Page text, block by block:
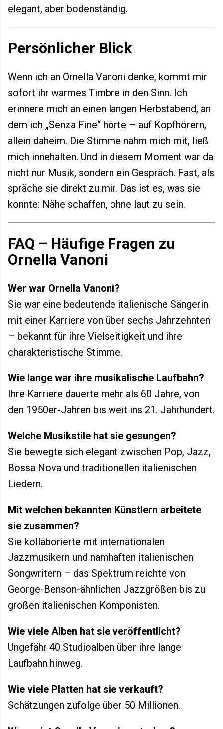
elegant, aber bodenständig.
Persönlicher Blick
Wenn ich an Ornella Vanoni denke, kommt mir
sofort ihr warmes Timbre in den Sinn. Ich
erinnere mich an einen langen Herbstabend, an
dem ich „Senza Fine“ hörte – auf Kopfhörern,
allein daheim. Die Stimme nahm mich mit, ließ
mich innehalten. Und in diesem Moment war da
nicht nur Musik, sondern ein Gespräch. Fast, als
spräche sie direkt zu mir. Das ist es, was sie
konnte: Nähe schaffen, ohne laut zu sein.
FAQ – Häufige Fragen zu
Ornella Vanoni
Wer war Ornella Vanoni?
Sie war eine bedeutende italienische Sängerin
mit einer Karriere von über sechs Jahrzehnten
– bekannt für ihre Vielseitigkeit und ihre
charakteristische Stimme.
Wie lange war ihre musikalische Laufbahn?
Ihre Karriere dauerte mehr als 60 Jahre, von
den 1950er-Jahren bis weit ins 21. Jahrhundert.
Welche Musikstile hat sie gesungen?
Sie bewegte sich elegant zwischen Pop, Jazz,
Bossa Nova und traditionellen italienischen
Liedern.
Mit welchen bekannten Künstlern arbeitete
sie zusammen?
Sie kollaborierte mit internationalen
Jazzmusikern und namhaften italienischen
Songwritern – das Spektrum reichte von
George-Benson-ähnlichen Jazzgrößen bis zu
großen italienischen Komponisten.
Wie viele Alben hat sie veröffentlicht?
Ungefähr 40 Studioalben über ihre lange
Laufbahn hinweg.
Wie viele Platten hat sie verkauft?
Schätzungen zufolge über 50 Millionen.